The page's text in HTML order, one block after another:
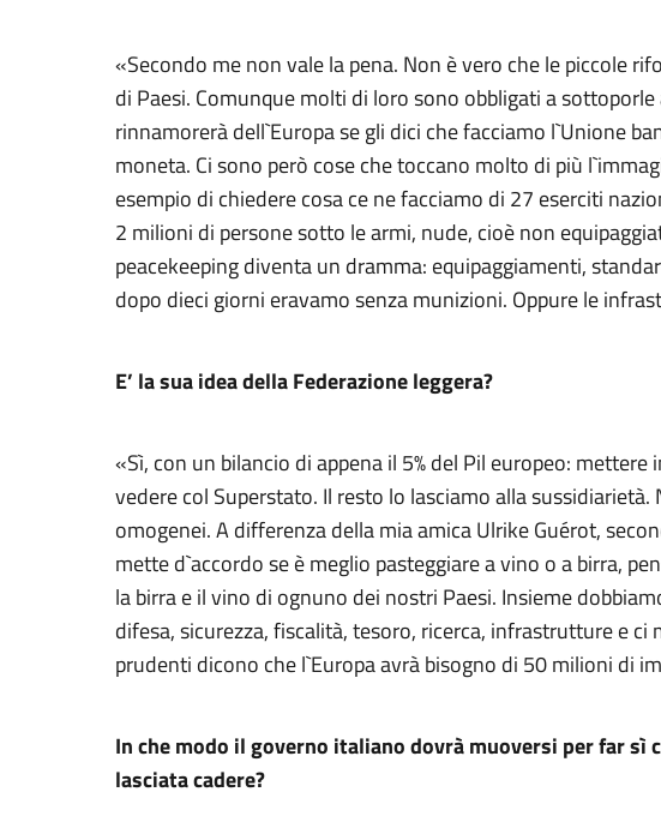
«Secondo me non vale la pena. Non è vero che le piccole
di Paesi. Comunque molti di loro sono obbligati a
rinnamorerà dell`Europa se gli dici che facciamo l`Unione
moneta. Ci sono però cose che toccano molto di più
esempio di chiedere cosa ce ne facciamo di 27 eserciti
2 milioni di persone sotto le armi, nude, cioè non
peacekeeping diventa un dramma: equipaggiamenti,
dopo dieci giorni eravamo senza munizioni. Oppure le
E’ la sua idea della Federazione leggera?
«Sì, con un bilancio di appena il 5% del Pil europeo:
vedere col Superstato. Il resto lo lasciamo alla
omogenei. A differenza della mia amica Ulrike Guérot,
mette d`accordo se è meglio pasteggiare a vino o a birra,
la birra e il vino di ognuno dei nostri Paesi. Insieme
difesa, sicurezza, fiscalità, tesoro, ricerca, infrastrutture e
prudenti dicono che l`Europa avrà bisogno di 50 milioni di
In che modo il governo italiano dovrà muoversi per far sì
lasciata cadere?